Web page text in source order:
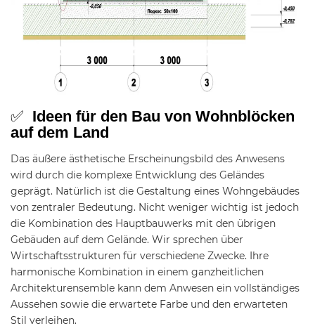
✅ Ideen für den Bau von Wohnblöcken
auf dem Land
Das äußere ästhetische Erscheinungsbild des Anwesens
wird durch die komplexe Entwicklung des Geländes
geprägt. Natürlich ist die Gestaltung eines Wohngebäudes
von zentraler Bedeutung. Nicht weniger wichtig ist jedoch
die Kombination des Hauptbauwerks mit den übrigen
Gebäuden auf dem Gelände. Wir sprechen über
Wirtschaftsstrukturen für verschiedene Zwecke. Ihre
harmonische Kombination in einem ganzheitlichen
Architekturensemble kann dem Anwesen ein vollständiges
Aussehen sowie die erwartete Farbe und den erwarteten
Stil verleihen.